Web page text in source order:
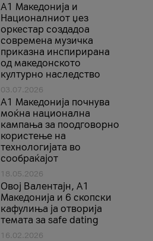
А1 Македонија и
Националниот џез
оркестар создадоа
современа музичка
приказна инспирирана
од македонското
културно наследство
03.07.2026
A1 Македонија почнува
моќна национална
кампања за поодговорно
користење на
технологијата во
сообраќајот
18.05.2026
Овој Валентајн, A1
Македонија и 6 скопски
кафулиња ја отворија
темата за safe dating
16.02.2026